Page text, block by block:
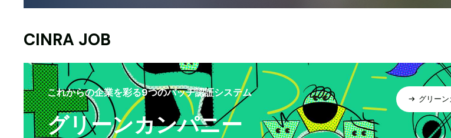
CINRA JOB
これからの企業を彩る9つのバッヂ認証システム
グリーンカンパニー
グリー